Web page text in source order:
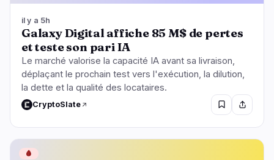
il y a 5h
Galaxy Digital affiche 85 M$ de pertes
et teste son pari IA
Le marché valorise la capacité IA avant sa livraison,
déplaçant le prochain test vers l'exécution, la dilution,
la dette et la qualité des locataires.
CryptoSlate
🩸